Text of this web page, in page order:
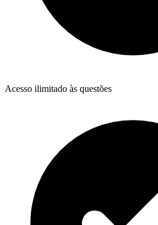
Acesso ilimitado às questões